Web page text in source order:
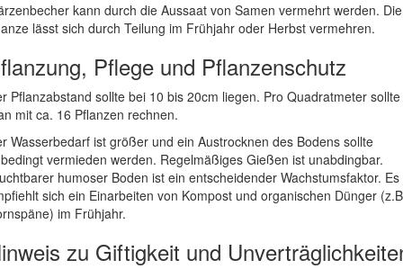
kann durch die Aussaat von Samen vermehrt werden. Die
lässt sich durch Teilung im Frühjahr oder Herbst vermehren.
Pflege und Pflanzenschutz
Pflanzabstand sollte bei 10 bis 20cm liegen. Pro Quadratmeter sollte
mit ca. 16 Pflanzen rechnen.
Wasserbedarf ist größer und ein Austrocknen des Bodens sollte
vermieden werden. Regelmäßiges Gießen ist unabdingbar.
humoser Boden ist ein entscheidender Wachstumsfaktor. Es
sich ein Einarbeiten von Kompost und organischen Dünger
im Frühjahr.
zu Giftigkeit und